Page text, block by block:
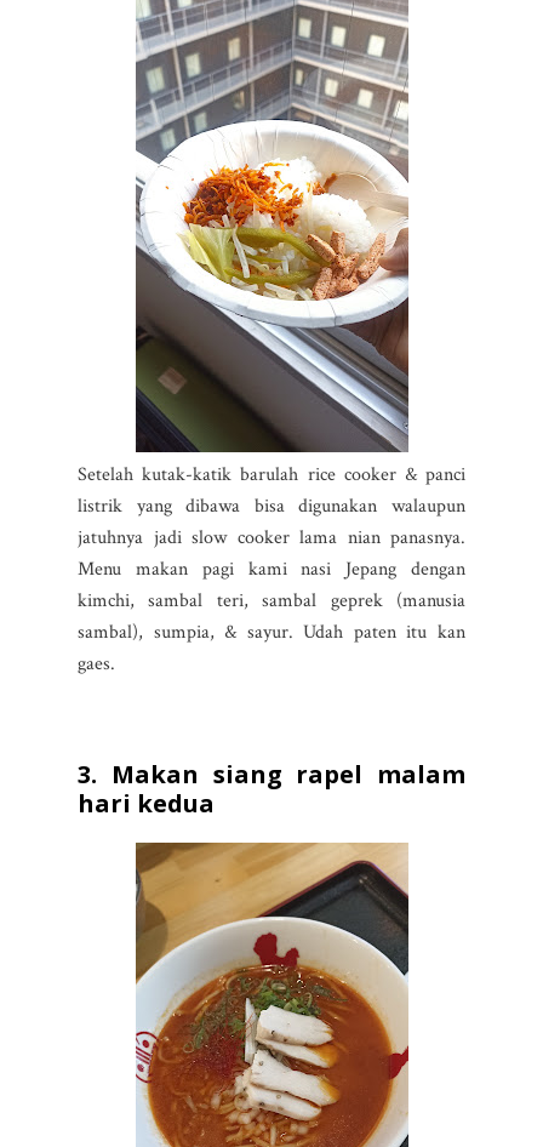
Setelah kutak-katik barulah rice cooker & panci
listrik yang dibawa bisa digunakan walaupun
jatuhnya jadi slow cooker lama nian panasnya.
Menu makan pagi kami nasi Jepang dengan
kimchi, sambal teri, sambal geprek (manusia
sambal), sumpia, & sayur. Udah paten itu kan
gaes.
3. Makan siang rapel malam
hari kedua